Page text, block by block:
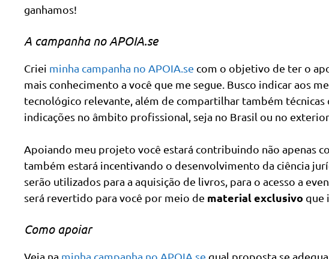
ganhamos!
A campanha no APOIA.se
Criei minha campanha no APOIA.se com o objetivo de ter o
mais conhecimento a você que me segue. Busco indicar aos
tecnológico relevante, além de compartilhar também técnicas
indicações no âmbito profissional, seja no Brasil ou no exterior.
Apoiando meu projeto você estará contribuindo não apenas
também estará incentivando o desenvolvimento da ciência
serão utilizados para a aquisição de livros, para o acesso a
será revertido para você por meio de material exclusivo que
Como apoiar
Veja na minha campanha no APOIA.se qual proposta se